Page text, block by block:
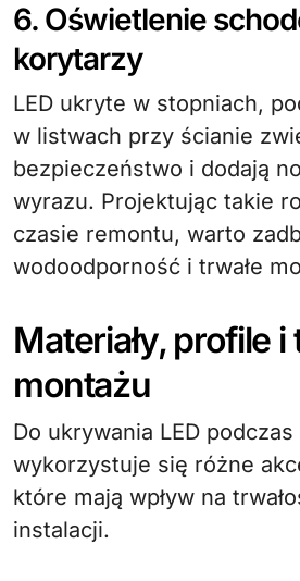
6. Oświetlenie
korytarzy
LED ukryte w stopniach,
w listwach przy ścianie
bezpieczeństwo i dodają
wyrazu. Projektując takie
czasie remontu, warto
wodoodporność i trwałe
Materiały, profile
montażu
Do ukrywania LED
wykorzystuje się różne
które mają wpływ na
instalacji.